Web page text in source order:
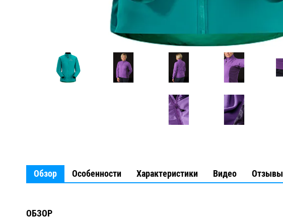
Обзор Особенности Характеристики Видео Отзывы
ОБЗОР